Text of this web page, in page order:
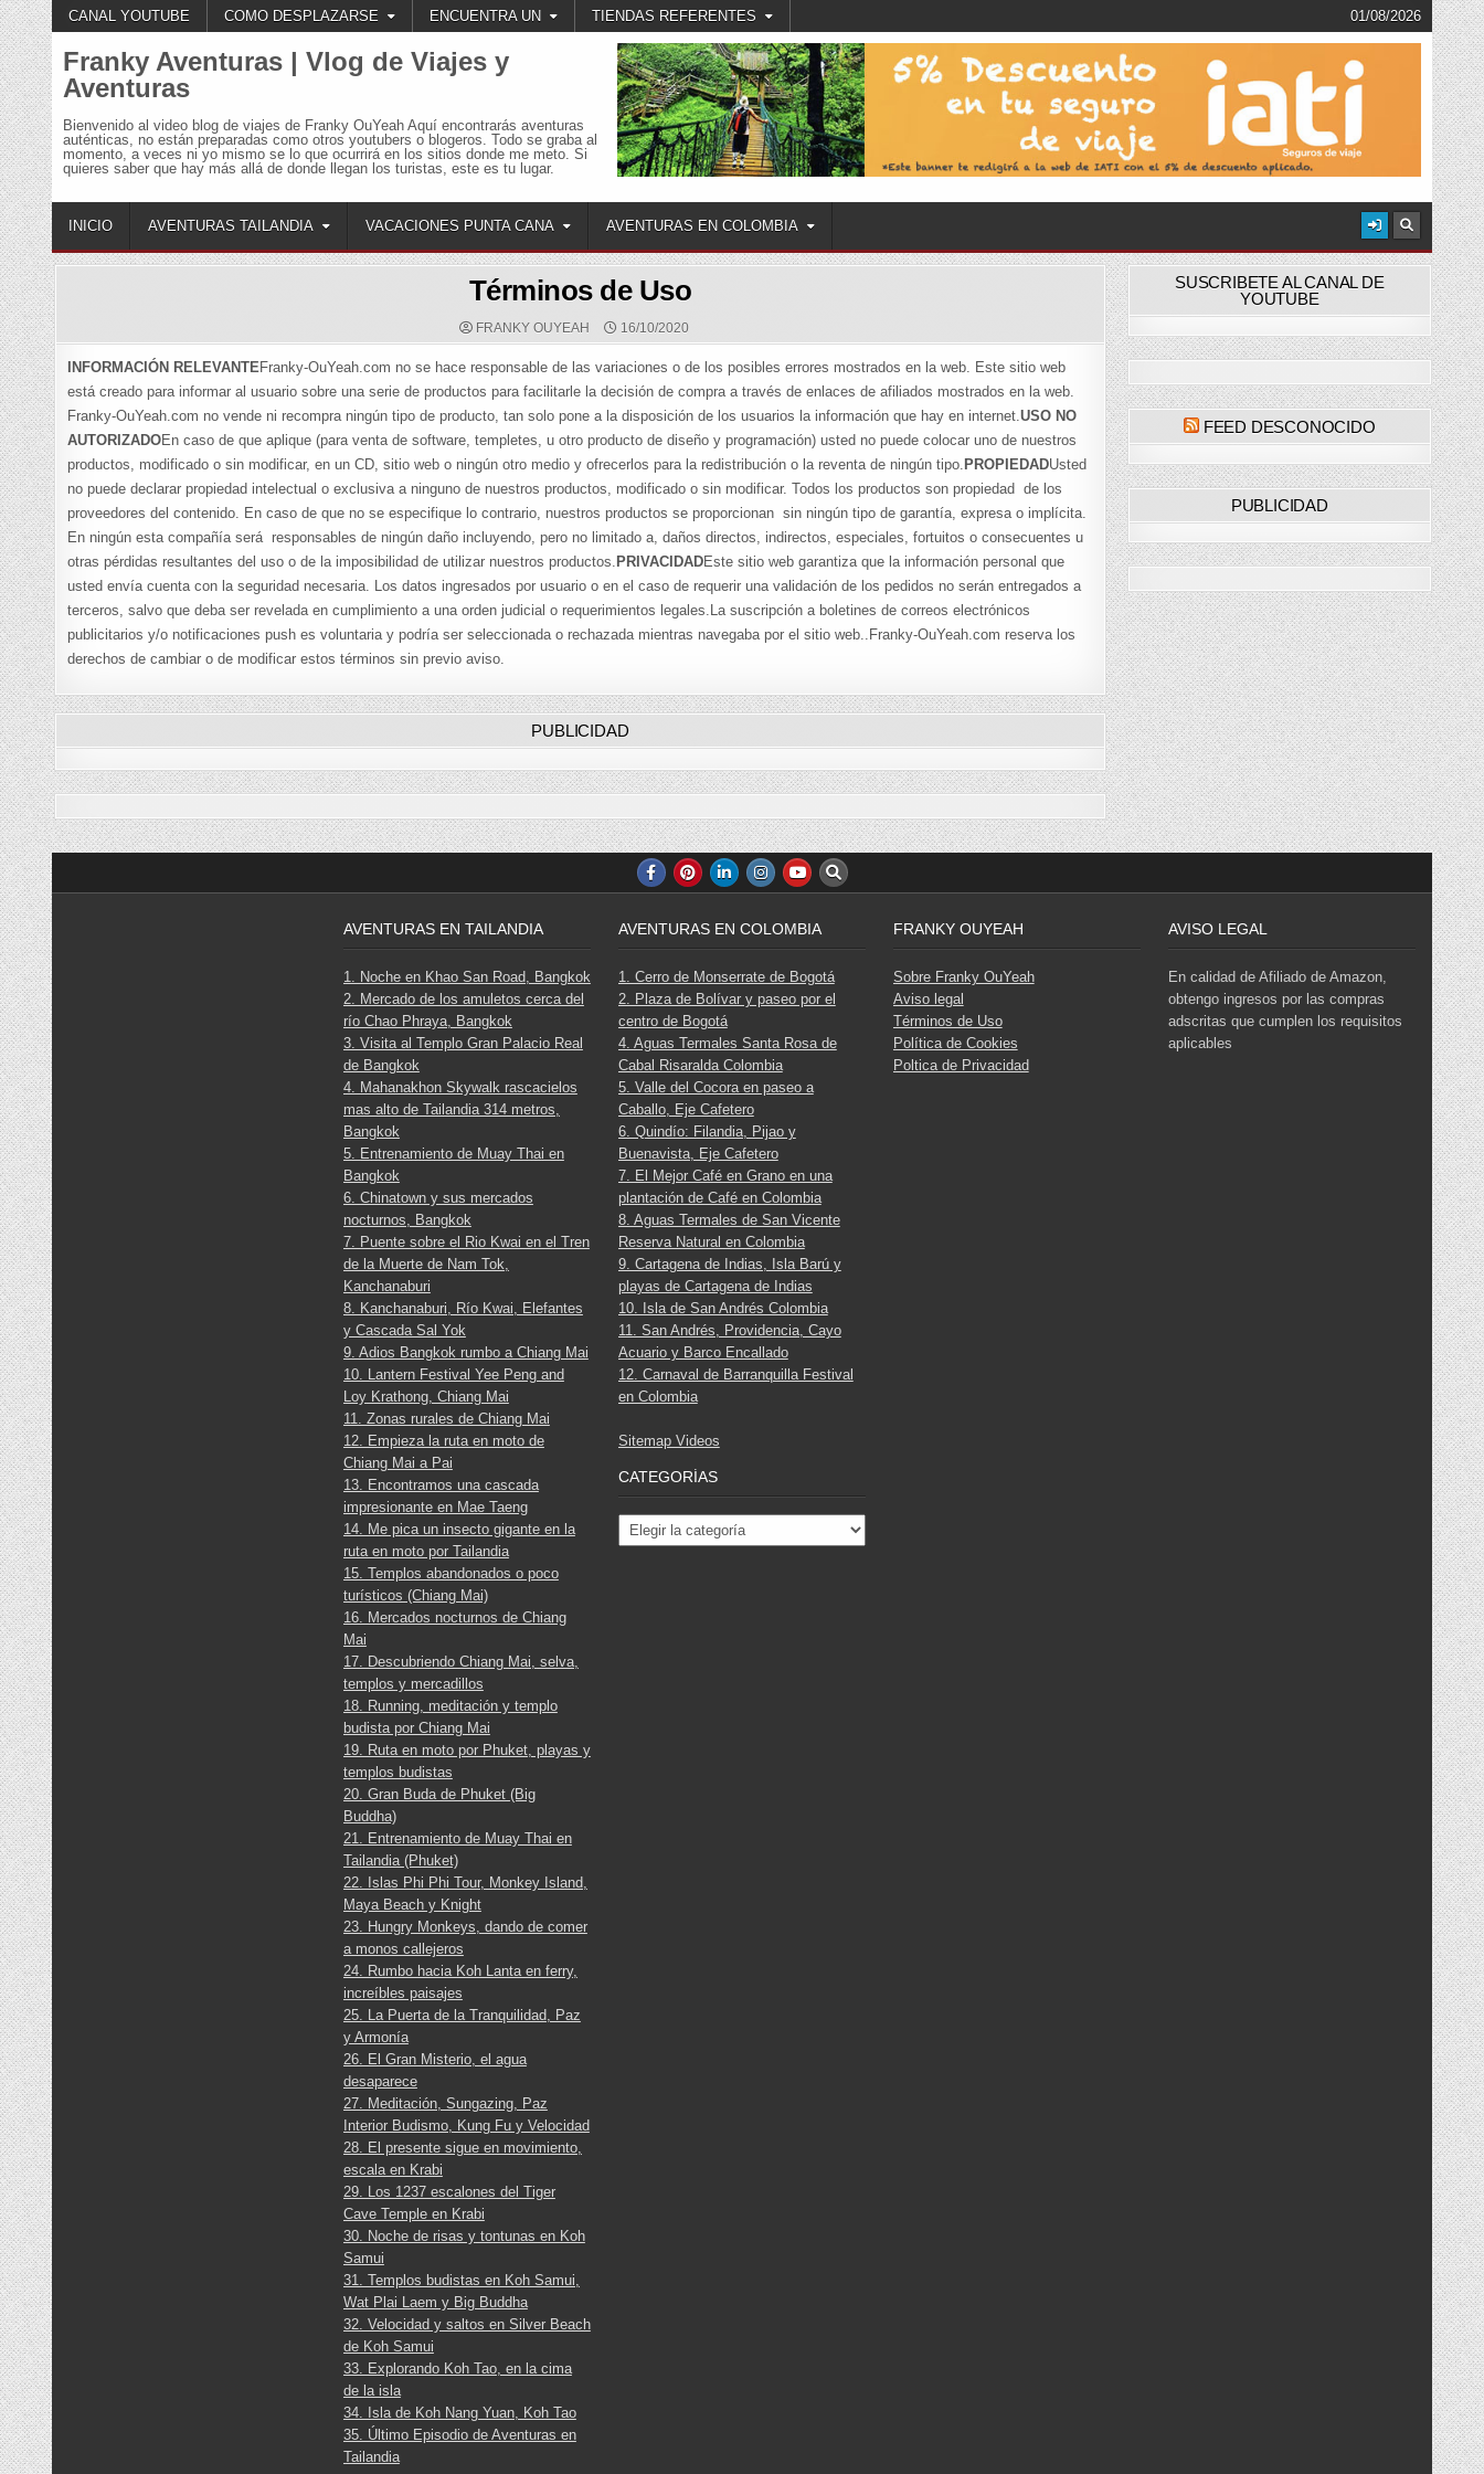
Skip
to
content
CANAL YOUTUBE COMO DESPLAZARSE ENCUENTRA UN TIENDAS REFERENTES 01/08/2026
Franky Aventuras | Vlog de Viajes y
Aventuras
Bienvenido al video blog de viajes de Franky OuYeah Aquí encontrarás aventuras
auténticas, no están preparadas como otros youtubers o blogeros. Todo se graba al
momento, a veces ni yo mismo se lo que ocurrirá en los sitios donde me meto. Si
quieres saber que hay más allá de donde llegan los turistas, este es tu lugar.
INICIO AVENTURAS TAILANDIA VACACIONES PUNTA CANA AVENTURAS EN COLOMBIA
Términos de Uso
FRANKY OUYEAH 16/10/2020
INFORMACIÓN RELEVANTEFranky-OuYeah.com no se hace responsable de las variaciones o de los posibles errores mostrados en la web. Este sitio web
está creado para informar al usuario sobre una serie de productos para facilitarle la decisión de compra a través de enlaces de afiliados mostrados en la web.
Franky-OuYeah.com no vende ni recompra ningún tipo de producto, tan solo pone a la disposición de los usuarios la información que hay en internet.USO NO
AUTORIZADOEn caso de que aplique (para venta de software, templetes, u otro producto de diseño y programación) usted no puede colocar uno de nuestros
productos, modificado o sin modificar, en un CD, sitio web o ningún otro medio y ofrecerlos para la redistribución o la reventa de ningún tipo. PROPIEDADUsted
no puede declarar propiedad intelectual o exclusiva a ninguno de nuestros productos, modificado o sin modificar. Todos los productos son propiedad de los
proveedores del contenido. En caso de que no se especifique lo contrario, nuestros productos se proporcionan sin ningún tipo de garantía, expresa o implícita.
En ningún esta compañía será responsables de ningún daño incluyendo, pero no limitado a, daños directos, indirectos, especiales, fortuitos o consecuentes u
otras pérdidas resultantes del uso o de la imposibilidad de utilizar nuestros productos. PRIVACIDADEste sitio web garantiza que la información personal que
usted envía cuenta con la seguridad necesaria. Los datos ingresados por usuario o en el caso de requerir una validación de los pedidos no serán entregados a
terceros, salvo que deba ser revelada en cumplimiento a una orden judicial o requerimientos legales.La suscripción a boletines de correos electrónicos
publicitarios y/o notificaciones push es voluntaria y podría ser seleccionada o rechazada mientras navegaba por el sitio web..Franky-OuYeah.com reserva los
derechos de cambiar o de modificar estos términos sin previo aviso.
PUBLICIDAD
SUSCRIBETE AL CANAL DE
YOUTUBE
FEED DESCONOCIDO
PUBLICIDAD
AVENTURAS EN TAILANDIA
1. Noche en Khao San Road, Bangkok
2. Mercado de los amuletos cerca del
río Chao Phraya, Bangkok
3. Visita al Templo Gran Palacio Real
de Bangkok
4. Mahanakhon Skywalk rascacielos
mas alto de Tailandia 314 metros,
Bangkok
5. Entrenamiento de Muay Thai en
Bangkok
6. Chinatown y sus mercados
nocturnos, Bangkok
7. Puente sobre el Rio Kwai en el Tren
de la Muerte de Nam Tok,
Kanchanaburi
8. Kanchanaburi, Río Kwai, Elefantes
y Cascada Sal Yok
9. Adios Bangkok rumbo a Chiang Mai
10. Lantern Festival Yee Peng and
Loy Krathong, Chiang Mai
11. Zonas rurales de Chiang Mai
12. Empieza la ruta en moto de
Chiang Mai a Pai
13. Encontramos una cascada
impresionante en Mae Taeng
14. Me pica un insecto gigante en la
ruta en moto por Tailandia
15. Templos abandonados o poco
turísticos (Chiang Mai)
16. Mercados nocturnos de Chiang
Mai
17. Descubriendo Chiang Mai, selva,
templos y mercadillos
18. Running, meditación y templo
budista por Chiang Mai
19. Ruta en moto por Phuket, playas y
templos budistas
20. Gran Buda de Phuket (Big
Buddha)
21. Entrenamiento de Muay Thai en
Tailandia (Phuket)
22. Islas Phi Phi Tour, Monkey Island,
Maya Beach y Knight
23. Hungry Monkeys, dando de comer
a monos callejeros
24. Rumbo hacia Koh Lanta en ferry,
increíbles paisajes
25. La Puerta de la Tranquilidad, Paz
y Armonía
26. El Gran Misterio, el agua
desaparece
27. Meditación, Sungazing, Paz
Interior Budismo, Kung Fu y Velocidad
28. El presente sigue en movimiento,
escala en Krabi
29. Los 1237 escalones del Tiger
Cave Temple en Krabi
30. Noche de risas y tontunas en Koh
Samui
31. Templos budistas en Koh Samui,
Wat Plai Laem y Big Buddha
32. Velocidad y saltos en Silver Beach
de Koh Samui
33. Explorando Koh Tao, en la cima
de la isla
34. Isla de Koh Nang Yuan, Koh Tao
35. Último Episodio de Aventuras en
Tailandia
AVENTURAS EN COLOMBIA
1. Cerro de Monserrate de Bogotá
2. Plaza de Bolívar y paseo por el
centro de Bogotá
4. Aguas Termales Santa Rosa de
Cabal Risaralda Colombia
5. Valle del Cocora en paseo a
Caballo, Eje Cafetero
6. Quindío: Filandia, Pijao y
Buenavista, Eje Cafetero
7. El Mejor Café en Grano en una
plantación de Café en Colombia
8. Aguas Termales de San Vicente
Reserva Natural en Colombia
9. Cartagena de Indias, Isla Barú y
playas de Cartagena de Indias
10. Isla de San Andrés Colombia
11. San Andrés, Providencia, Cayo
Acuario y Barco Encallado
12. Carnaval de Barranquilla Festival
en Colombia
Sitemap Videos
CATEGORÍAS
Categorías
FRANKY OUYEAH
Sobre Franky OuYeah
Aviso legal
Términos de Uso
Política de Cookies
Poltica de Privacidad
AVISO LEGAL
En calidad de Afiliado de Amazon,
obtengo ingresos por las compras
adscritas que cumplen los requisitos
aplicables